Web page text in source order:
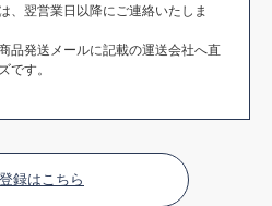
、翌営業日以降にご連絡いたしま
品発送メールに記載の運送会社へ直
です。
録はこちら